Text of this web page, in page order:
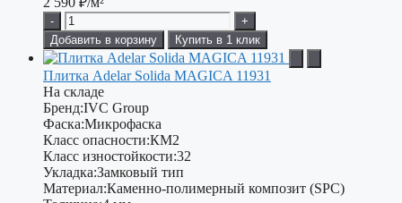
-
+
Добавить в корзину
Купить в 1 клик
Плитка Adelar Solida MAGICA 11931
На складе
Бренд:IVC Group
Фаска:Микрофаска
Класс опасности:КМ2
Класс изностойкости:32
Укладка:Замковый тип
Материал:Каменно-полимерный композит (SPC)